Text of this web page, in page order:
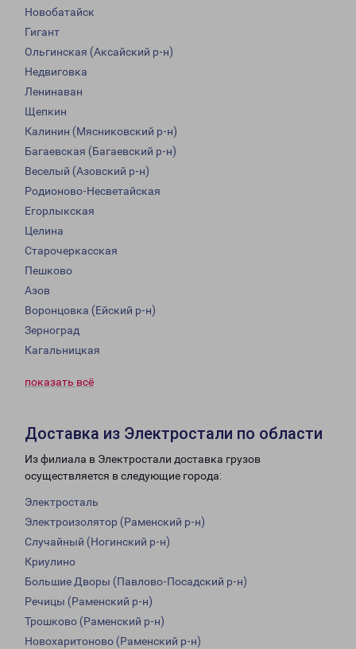
Новобатайск
Гигант
Ольгинская (Аксайский р-н)
Недвиговка
Ленинаван
Щепкин
Калинин (Мясниковский р-н)
Багаевская (Багаевский р-н)
Веселый (Азовский р-н)
Родионово-Несветайская
Егорлыкская
Целина
Старочеркасская
Пешково
Азов
Воронцовка (Ейский р-н)
Зерноград
Кагальницкая
показать всё
Доставка из Электростали по области
Из филиала в Электростали доставка грузов
осуществляется в следующие города:
Электросталь
Электроизолятор (Раменский р-н)
Случайный (Ногинский р-н)
Криулино
Большие Дворы (Павлово-Посадский р-н)
Речицы (Раменский р-н)
Трошково (Раменский р-н)
Новохаритоново (Раменский р-н)